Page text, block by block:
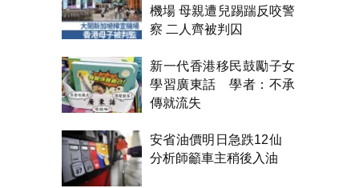
機場 母親遭兒踢踹反咬警
察 二人齊被判囚
新一代香港移民鼓勵子女
學習廣東話 學者：不承
傳就流失
安省油價明日急跌12仙
分析師籲車主稍後入油